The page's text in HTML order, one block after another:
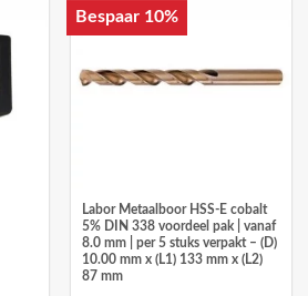
Bespaar 10%
Labor Metaalboor HSS-E cobalt
5% DIN 338 voordeel pak | vanaf
8.0 mm | per 5 stuks verpakt – (D)
10.00 mm x (L1) 133 mm x (L2)
87 mm